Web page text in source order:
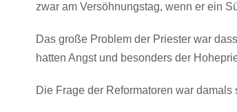
zwar am Versöhnungstag, wenn er ein
Das große Problem der Priester war
hatten Angst und besonders der
Die Frage der Reformatoren war